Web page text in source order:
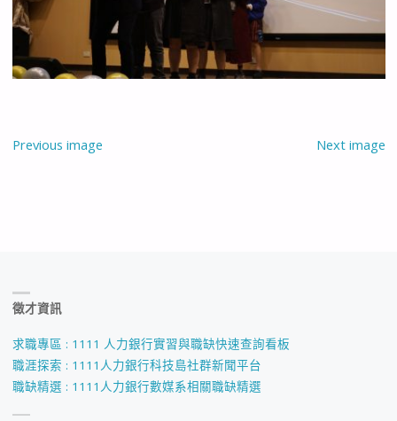
Previous image Next image
徵才資訊
求職專區 : 1111 人力銀行實習與職缺快速查詢看板
職涯探索 : 1111人力銀行科技島社群新聞平台
職缺精選 : 1111人力銀行數媒系相關職缺精選